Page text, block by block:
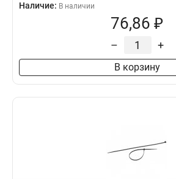
Наличие: В наличии
76,86 ₽
– +
В корзину